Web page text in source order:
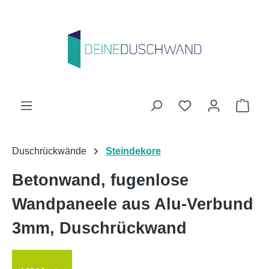
Du hast 0
Duschrückwände Steindekore
Betonwand, fugenlose
Wandpaneele aus Alu-Verbund
3mm, Duschrückwand